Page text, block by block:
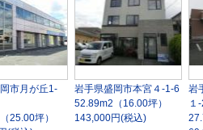
市月が丘1-
（25.00坪）
岩手県盛岡市本宮４-1-6
52.89m2 （16.00坪）
143,000円(税込)
岩
１